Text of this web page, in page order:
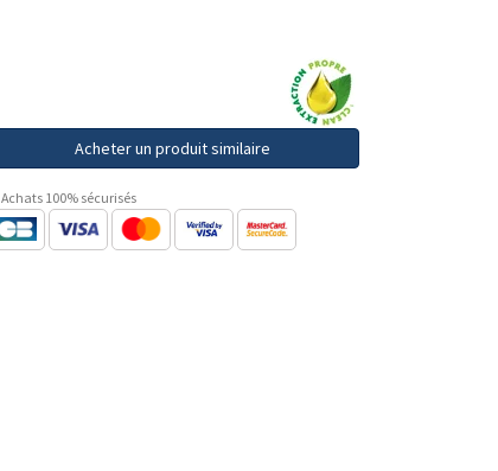
Acheter un produit similaire
Achats 100% sécurisés